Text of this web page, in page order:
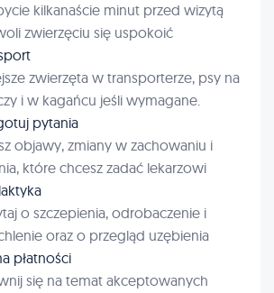
kilkanaście minut przed wizytą
zwierzęciu się uspokoić
zwierzęta w transporterze, psy na
i w kagańcu jeśli wymagane.
pytania
objawy, zmiany w zachowaniu i
które chcesz zadać lekarzowi
o szczepienia, odrobaczenie i
oraz o przegląd uzębienia
płatności
się na temat akceptowanych